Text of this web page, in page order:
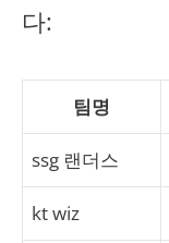
다:
팀명
ssg 랜더스
kt wiz